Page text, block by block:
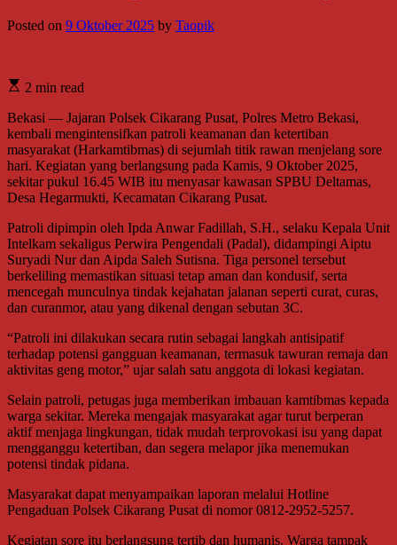
Posted on 9 Oktober 2025 by Taopik
2 min read
Bekasi — Jajaran Polsek Cikarang Pusat, Polres Metro Bekasi,
kembali mengintensifkan patroli keamanan dan ketertiban
masyarakat (Harkamtibmas) di sejumlah titik rawan menjelang sore
hari. Kegiatan yang berlangsung pada Kamis, 9 Oktober 2025,
sekitar pukul 16.45 WIB itu menyasar kawasan SPBU Deltamas,
Desa Hegarmukti, Kecamatan Cikarang Pusat.
Patroli dipimpin oleh Ipda Anwar Fadillah, S.H., selaku Kepala Unit
Intelkam sekaligus Perwira Pengendali (Padal), didampingi Aiptu
Suryadi Nur dan Aipda Saleh Sutisna. Tiga personel tersebut
berkeliling memastikan situasi tetap aman dan kondusif, serta
mencegah munculnya tindak kejahatan jalanan seperti curat, curas,
dan curanmor, atau yang dikenal dengan sebutan 3C.
“Patroli ini dilakukan secara rutin sebagai langkah antisipatif
terhadap potensi gangguan keamanan, termasuk tawuran remaja dan
aktivitas geng motor,” ujar salah satu anggota di lokasi kegiatan.
Selain patroli, petugas juga memberikan imbauan kamtibmas kepada
warga sekitar. Mereka mengajak masyarakat agar turut berperan
aktif menjaga lingkungan, tidak mudah terprovokasi isu yang dapat
mengganggu ketertiban, dan segera melapor jika menemukan
potensi tindak pidana.
Masyarakat dapat menyampaikan laporan melalui Hotline
Pengaduan Polsek Cikarang Pusat di nomor 0812-2952-5257.
Kegiatan sore itu berlangsung tertib dan humanis. Warga tampak